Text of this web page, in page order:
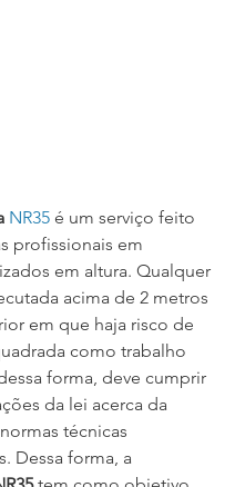
NR35 é um serviço feito
profissionais em
em altura. Qualquer
acima de 2 metros
em que haja risco de
como trabalho
forma, deve cumprir
da lei acerca da
técnicas
Dessa forma, a